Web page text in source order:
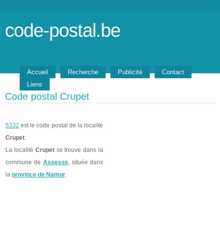
code-postal.be
Accueil Recherche Publicité
Contact
Liens
Code postal Crupet
5332 est le code postal de la localité
Crupet.
La localité Crupetse trouve dans la
commune de Assesse, située dans
la province de Namur.